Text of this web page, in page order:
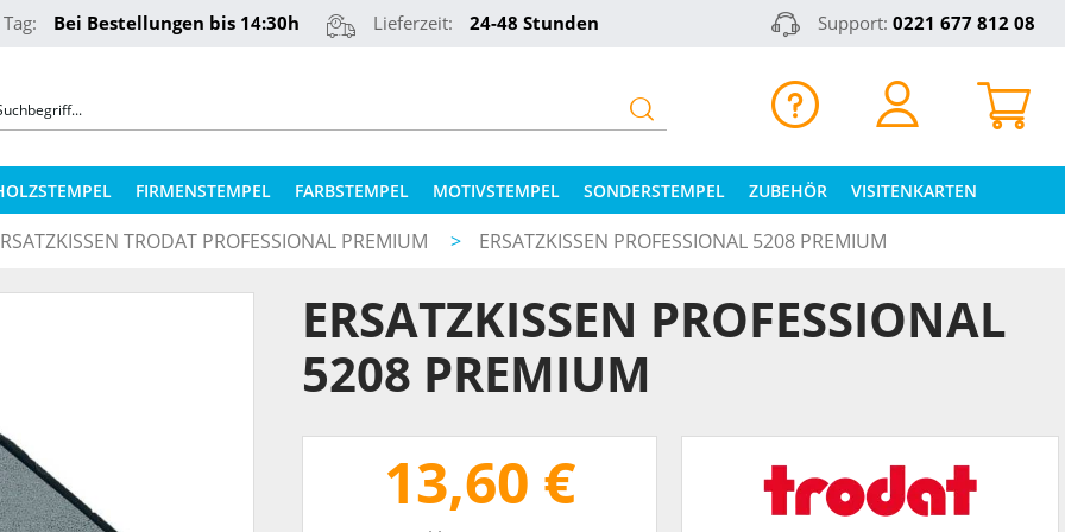
Bei Bestellungen bis 14:30h Lieferzeit: 24-48 Stunden Support: 0221 677 812 08
FIRMENSTEMPEL FARBSTEMPEL MOTIVSTEMPEL SONDERSTEMPEL ZUBEHÖR
COLOP STEMPELKISSEN
ERSATZPLATTEN NACH TYPEN
ERSATZPLATTEN NACH GRÖSSE
STEMPELKISSEN FÜR HOLZSTEMPEL
VISITENKARTEN
TRODAT PROFESSIONAL PREMIUM > ERSATZKISSEN PROFESSIONAL 5208 PREMIUM
ERSATZKISSEN PROFESSIONAL
5208 PREMIUM
13,60 €